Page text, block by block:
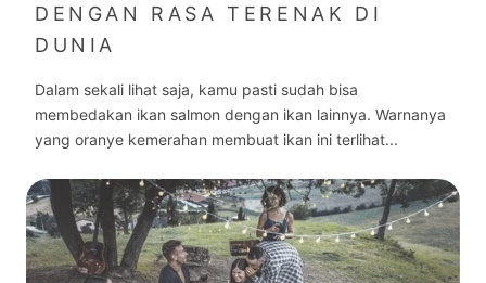
DENGAN RASA TERENAK DI
DUNIA
Dalam sekali lihat saja, kamu pasti sudah bisa
membedakan ikan salmon dengan ikan lainnya. Warnanya
yang oranye kemerahan membuat ikan ini terlihat...